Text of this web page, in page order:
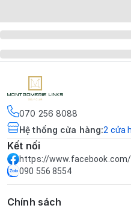
070 256 8088
Hệ thống cửa hàng:2 cửa
Kết nối
https://
090 556 8554
Chính sách